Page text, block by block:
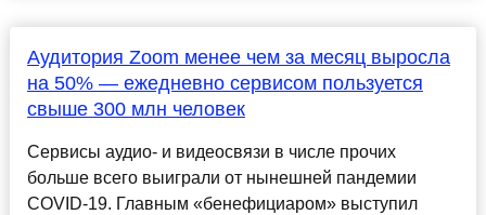
Аудитория Zoom менее чем за месяц выросла
на 50% — ежедневно сервисом пользуется
свыше 300 млн человек
Сервисы аудио- и видеосвязи в числе прочих
больше всего выиграли от нынешней пандемии
COVID-19. Главным «бенефициаром» выступил